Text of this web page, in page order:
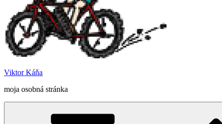
Viktor Káňa
moja osobná stránka